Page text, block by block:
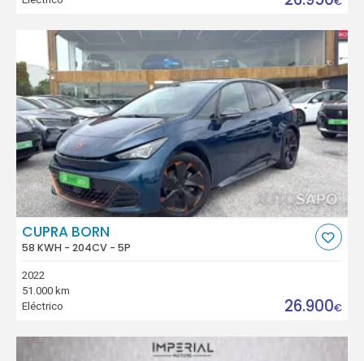
CUPRA BORN
58 KWH - 204CV - 5P
2022
51.000 km
Eléctrico
26.900€